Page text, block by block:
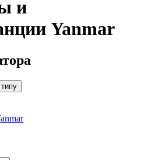
и
Yanmar